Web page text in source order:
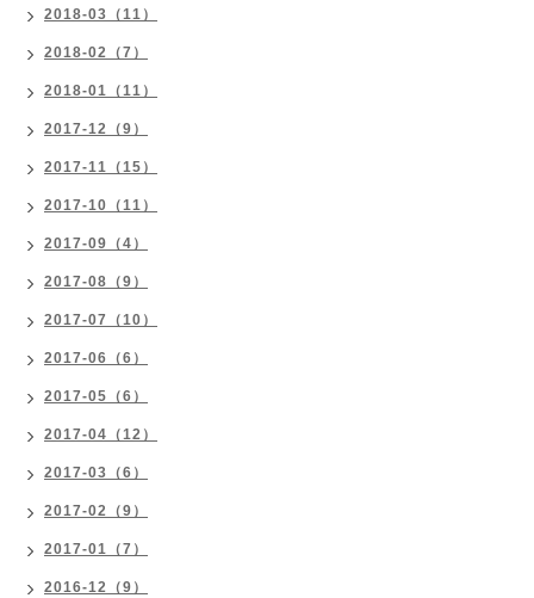
2018-03（11）
2018-02（7）
2018-01（11）
2017-12（9）
2017-11（15）
2017-10（11）
2017-09（4）
2017-08（9）
2017-07（10）
2017-06（6）
2017-05（6）
2017-04（12）
2017-03（6）
2017-02（9）
2017-01（7）
2016-12（9）